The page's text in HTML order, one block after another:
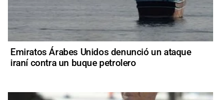
Emiratos Árabes Unidos denunció un ataque
iraní contra un buque petrolero